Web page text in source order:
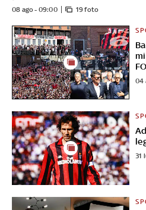
08 ago - 09:00 19 foto
04
31